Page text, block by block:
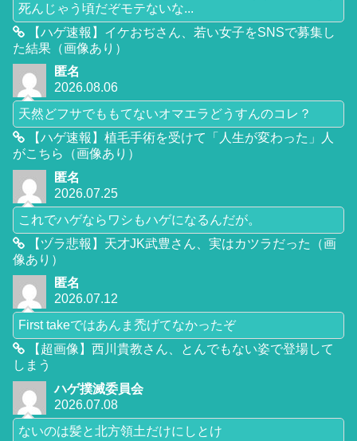
死んじゃう頃だぞモテないな...
【ハゲ速報】イケおぢさん、若い女子をSNSで募集し
た結果（画像あり）
匿名
2026.08.06
天然どフサでももてないオマエラどうすんのコレ？
【ハゲ速報】植毛手術を受けて「人生が変わった」人
がこちら（画像あり）
匿名
2026.07.25
これでハゲならワシもハゲになるんだが。
【ヅラ悲報】天才JK武豊さん、実はカツラだった（画
像あり）
匿名
2026.07.12
First takeではあんま禿げてなかったぞ
【超画像】西川貴教さん、とんでもない姿で登場して
しまう
ハゲ撲滅委員会
2026.07.08
ないのは髪と北方領土だけにしとけ